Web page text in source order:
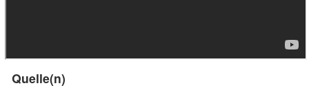
Quelle(n)